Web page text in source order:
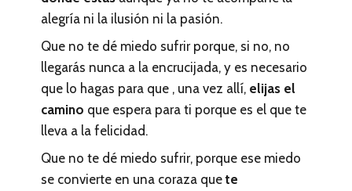
alegría ni la ilusión ni la pasión.
Que no te dé miedo sufrir porque, si no, no
llegarás nunca a la encrucijada, y es necesario
que lo hagas para que , una vez allí, elijas el
camino que espera para ti porque es el que te
lleva a la felicidad.
Que no te dé miedo sufrir, porque ese miedo
se convierte en una coraza quete